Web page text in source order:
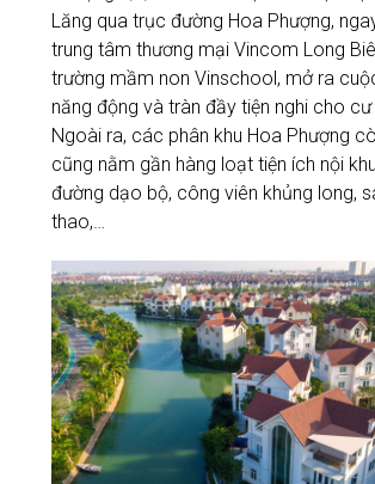
Lăng qua trục đường Hoa Phượng,
trung tâm thương mại Vincom Long
trường mầm non Vinschool, mở ra
năng động và tràn đầy tiện nghi cho cư
Ngoài ra, các phân khu Hoa Phượng
cũng nằm gần hàng loạt tiện ích nội
đường dạo bộ, công viên khủng long,
thao,…